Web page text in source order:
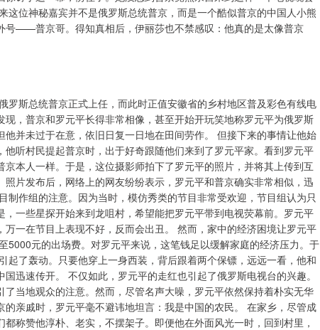
这位神秘嘉宾并不是俄罗斯总统普京，而是一个酷似普京的中国人小熊
号——普京哥。得知真相后，伊丽莎也不禁感叹：他真的是太像普京
罗斯总统普京正式上任，而此时正值安徽省的乡村地区普及彩色有线电
，普京和罗元平长得非常相像，甚至开始开玩笑地称罗元平为俄罗斯
并未过于在意，依旧日复一日地在田间劳作。 但接下来的事情让他始
听村民提起普京时，出于好奇跟随他们来到了罗元平家。看到罗元平
本人一样。于是，这位摄影师拍下了罗元平的照片，并将其上传到互
片发布后，网络上的网友纷纷表示，罗元平和普京确实非常相似，迅
作组的注意。因为当时，模仿秀类的节目非常受欢迎，节目组认为只
一些星探开始来到龙咀村，希望能把罗元平带到电视荧幕前。罗元平
一在节目上表现不好，反而会出丑。 然而，家中的经济困境让罗元平
5000元的出场费。对罗元平来说，这笔钱足以缓解家庭的经济压力。于
起了轰动。只要他穿上一身西装，背后跟着两个保镖，远远一看，他和
迅速传开。 不仅如此，罗元平的走红也引起了俄罗斯电视台的兴趣。
当地观众的注意。然而，尽管名声大噪，罗元平依然保持着朴实无华
亲戚时，罗元平毫不避讳地坦言：我是中国的农民。 在家乡，尽管成
称赞他淳朴、老实，不摆架子。即便他在外面风光一时，回到村里，